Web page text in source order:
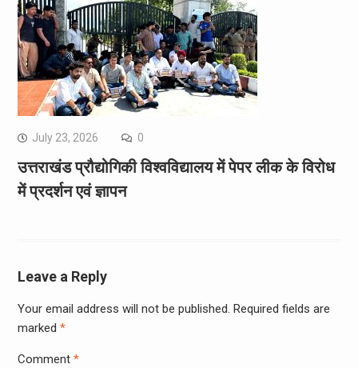
July 23, 2026 0
उत्तराखंड प्रौद्योगिकी विश्वविद्यालय में पेपर लीक के विरोध
में प्रदर्शन एवं ज्ञापन
Leave a Reply
Your email address will not be published. Required fields are
marked *
Comment *